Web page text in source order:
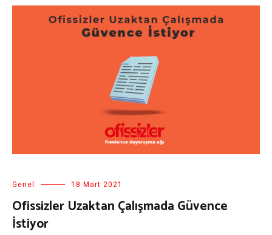
Genel 18 Mart 2021
Ofissizler Uzaktan Çalışmada Güvence
İstiyor